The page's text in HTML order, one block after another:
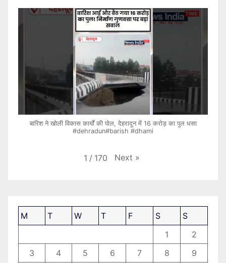
बारिश ने खोली विकास कार्यों की पोल, देहरादून में 16 करोड़ का पुल धसा
#dehradun#barish #dhami
1 / 170 Next »
M T W T F S
S
1
2
3
4 5 6 7 8 9